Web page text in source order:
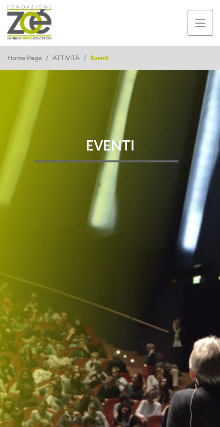
Home Page / ATTIVITÀ / Eventi
EVENTI